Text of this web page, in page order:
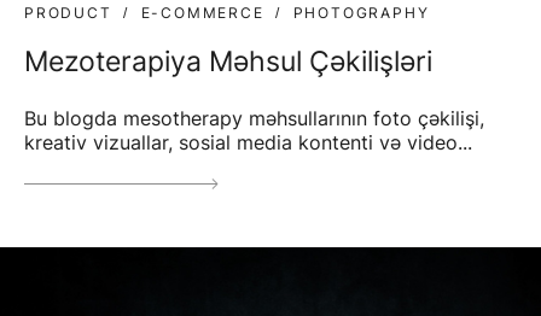
PRODUCT E-COMMERCE PHOTOGRAPHY
Mezoterapiya Məhsul Çəkilişləri
Bu blogda mesotherapy məhsullarının foto çəkilişi,
kreativ vizuallar, sosial media kontenti və video...